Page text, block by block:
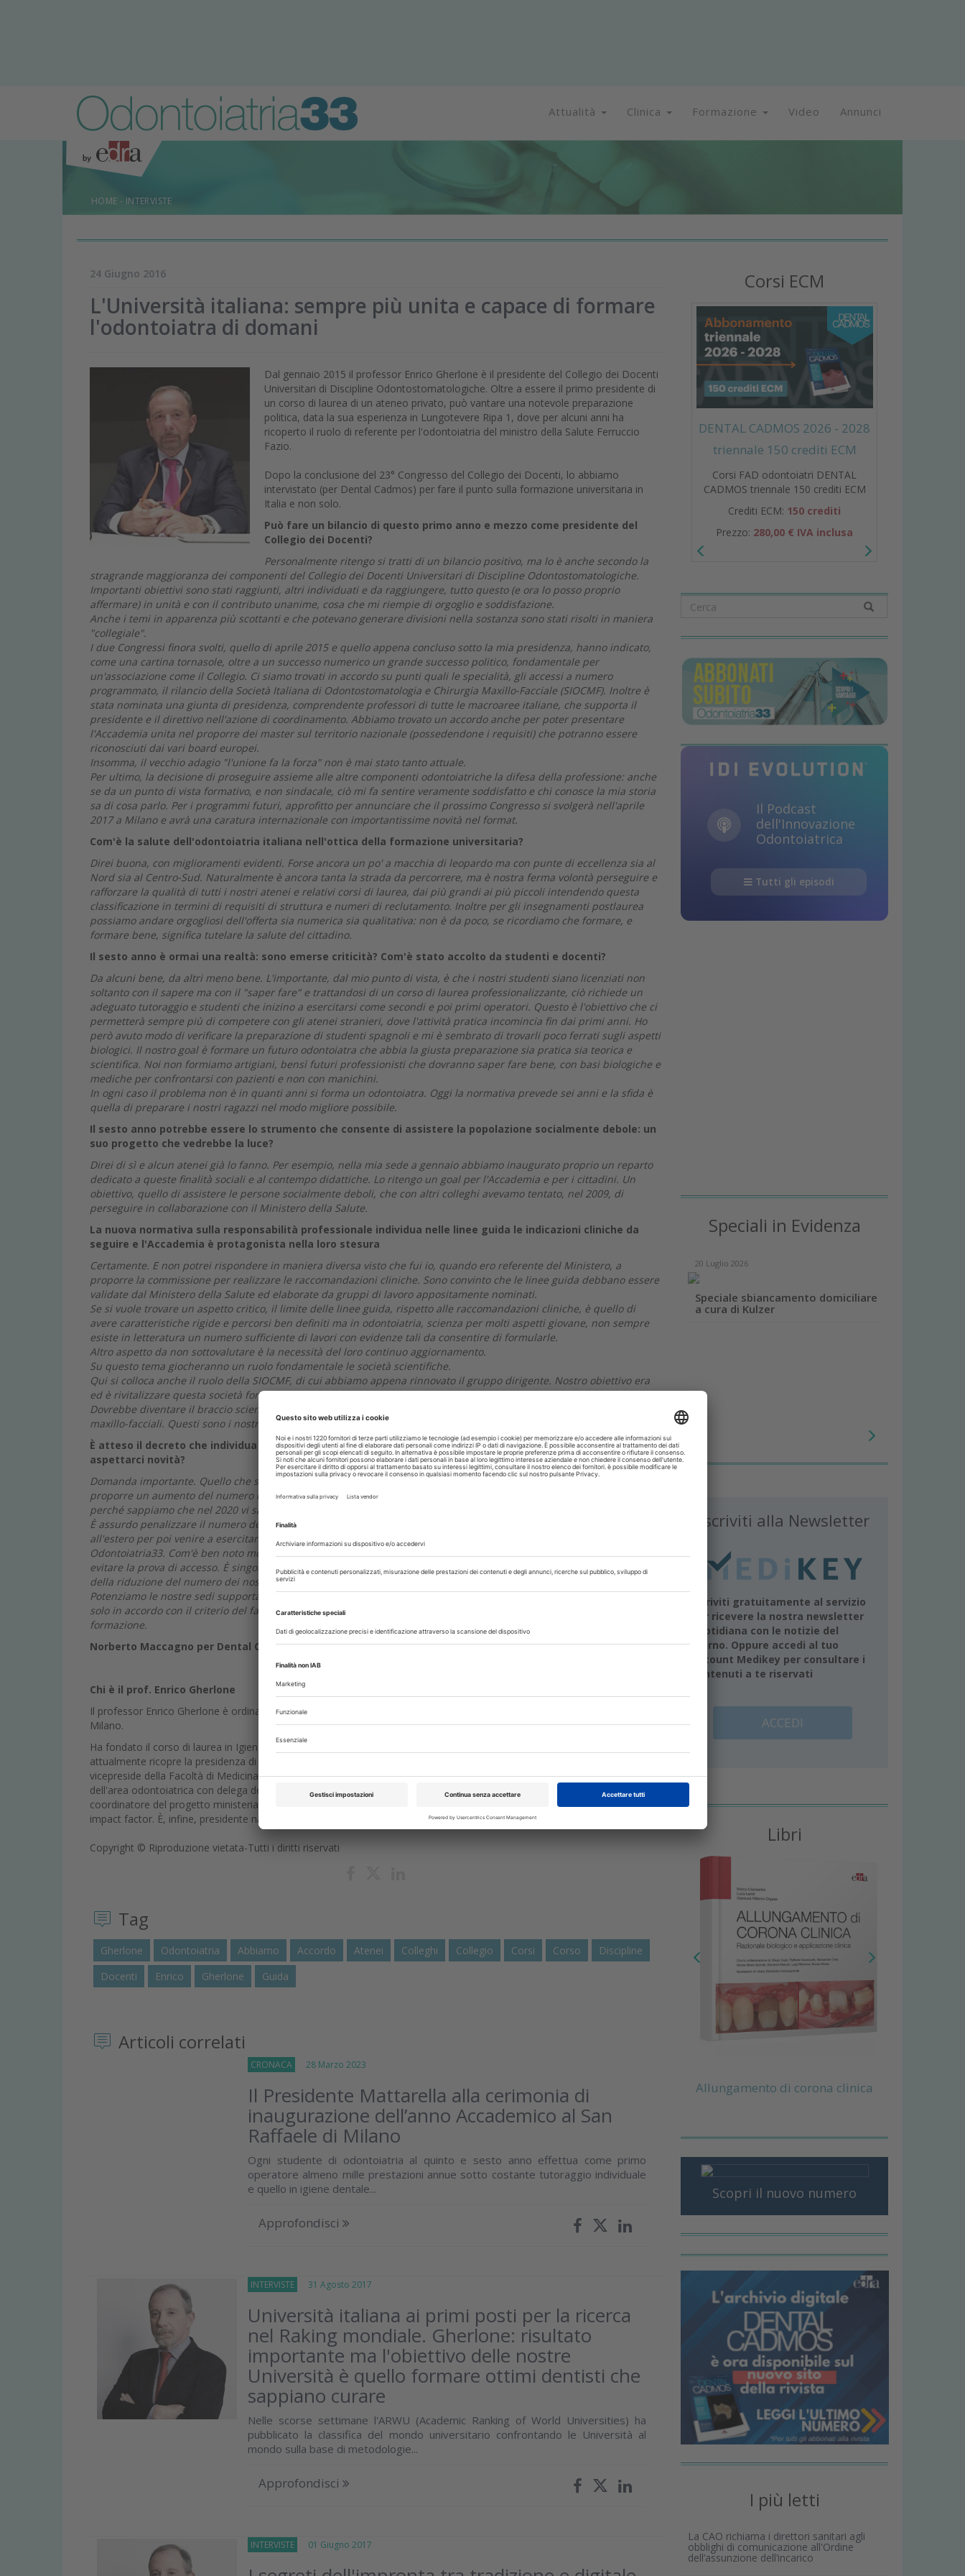
Attualità Clinica Formazione Video Annunci
HOME - INTERVISTE
24 Giugno 2016
L'Università italiana: sempre più unita e capace di formare
l'odontoiatra di domani
Dal gennaio 2015 il professor Enrico Gherlone è il presidente del Collegio dei Docenti
Universitari di Discipline Odontostomatologiche. Oltre a essere il primo presidente di
un corso di laurea di un ateneo privato, può vantare una notevole preparazione
politica, data la sua esperienza in Lungotevere Ripa 1, dove per alcuni anni ha
ricoperto il ruolo di referente per l'odontoiatria del ministro della Salute Ferruccio
Fazio.
Dopo la conclusione del 23° Congresso del Collegio dei Docenti, lo abbiamo
intervistato (per Dental Cadmos) per fare il punto sulla formazione universitaria in
Italia e non solo.
Può fare un bilancio di questo primo anno e mezzo come presidente del
Collegio dei Docenti?
Personalmente ritengo si tratti di un bilancio positivo, ma lo è anche secondo la
stragrande maggioranza dei componenti del Collegio dei Docenti Universitari di Discipline Odontostomatologiche.
Importanti obiettivi sono stati raggiunti, altri individuati e da raggiungere, tutto questo (e ora lo posso proprio
affermare) in unità e con il contributo unanime, cosa che mi riempie di orgoglio e soddisfazione.
Anche i temi in apparenza più scottanti e che potevano generare divisioni nella sostanza sono stati risolti in maniera
"collegiale".
I due Congressi finora svolti, quello di aprile 2015 e quello appena concluso sotto la mia presidenza, hanno indicato,
come una cartina tornasole, oltre a un successo numerico un grande successo politico, fondamentale per
un'associazione come il Collegio. Ci siamo trovati in accordo su punti quali le specialità, gli accessi a numero
programmato, il rilancio della Società Italiana di Odontostomatologia e Chirurgia Maxillo-Facciale (SIOCMF). Inoltre è
stata nominata una giunta di presidenza, comprendente professori di tutte le macroaree italiane, che supporta il
presidente e il direttivo nell'azione di coordinamento. Abbiamo trovato un accordo anche per poter presentare
l'Accademia unita nel proporre dei master sul territorio nazionale (possedendone i requisiti) che potranno essere
riconosciuti dai vari board europei.
Insomma, il vecchio adagio "l'unione fa la forza" non è mai stato tanto attuale.
Per ultimo, la decisione di proseguire assieme alle altre componenti odontoiatriche la difesa della professione: anche
se da un punto di vista formativo, e non sindacale, ciò mi fa sentire veramente soddisfatto e chi conosce la mia storia
sa di cosa parlo. Per i programmi futuri, approfitto per annunciare che il prossimo Congresso si svolgerà nell'aprile
2017 a Milano e avrà una caratura internazionale con importantissime novità nel format.
Com'è la salute dell'odontoiatria italiana nell'ottica della formazione universitaria?
Direi buona, con miglioramenti evidenti. Forse ancora un po' a macchia di leopardo ma con punte di eccellenza sia al
Nord sia al Centro-Sud. Naturalmente è ancora tanta la strada da percorrere, ma è nostra ferma volontà perseguire e
rafforzare la qualità di tutti i nostri atenei e relativi corsi di laurea, dai più grandi ai più piccoli intendendo questa
classificazione in termini di requisiti di struttura e numeri di reclutamento. Inoltre per gli insegnamenti postlaurea
possiamo andare orgogliosi dell'offerta sia numerica sia qualitativa: non è da poco, se ricordiamo che formare, e
formare bene, significa tutelare la salute del cittadino.
Il sesto anno è ormai una realtà: sono emerse criticità? Com'è stato accolto da studenti e docenti?
Da alcuni bene, da altri meno bene. L'importante, dal mio punto di vista, è che i nostri studenti siano licenziati non
soltanto con il sapere ma con il "saper fare" e trattandosi di un corso di laurea professionalizzante, ciò richiede un
adeguato tutoraggio e studenti che inizino a esercitarsi come secondi e poi primi operatori. Questo è l'obiettivo che ci
permetterà sempre più di competere con gli atenei stranieri, dove l'attività pratica incomincia fin dai primi anni. Ho
però avuto modo di verificare la preparazione di studenti spagnoli e mi è sembrato di trovarli poco ferrati sugli aspetti
biologici. Il nostro goal è formare un futuro odontoiatra che abbia la giusta preparazione sia pratica sia teorica e
scientifica. Noi non formiamo artigiani, bensì futuri professionisti che dovranno saper fare bene, con basi biologiche e
mediche per confrontarsi con pazienti e non con manichini.
In ogni caso il problema non è in quanti anni si forma un odontoiatra. Oggi la normativa prevede sei anni e la sfida è
quella di preparare i nostri ragazzi nel modo migliore possibile.
Il sesto anno potrebbe essere lo strumento che consente di assistere la popolazione socialmente debole: un
suo progetto che vedrebbe la luce?
Direi di sì e alcun atenei già lo fanno. Per esempio, nella mia sede a gennaio abbiamo inaugurato proprio un reparto
dedicato a queste finalità sociali e al contempo didattiche. Lo ritengo un goal per l'Accademia e per i cittadini. Un
obiettivo, quello di assistere le persone socialmente deboli, che con altri colleghi avevamo tentato, nel 2009, di
perseguire in collaborazione con il Ministero della Salute.
La nuova normativa sulla responsabilità professionale individua nelle linee guida le indicazioni cliniche da
seguire e l'Accademia è protagonista nella loro stesura
Certamente. E non potrei rispondere in maniera diversa visto che fui io, quando ero referente del Ministero, a
proporre la commissione per realizzare le raccomandazioni cliniche. Sono convinto che le linee guida debbano essere
validate dal Ministero della Salute ed elaborate da gruppi di lavoro appositamente nominati.
Se si vuole trovare un aspetto critico, il limite delle linee guida, rispetto alle raccomandazioni cliniche, è quello di
avere caratteristiche rigide e percorsi ben definiti ma in odontoiatria, scienza per molti aspetti giovane, non sempre
esiste in letteratura un numero sufficiente di lavori con evidenze tali da consentire di formularle.
Altro aspetto da non sottovalutare è la necessità del loro continuo aggiornamento.
Su questo tema giocheranno un ruolo fondamentale le società scientifiche.
Qui si colloca anche il ruolo della SIOCMF, di cui abbiamo appena rinnovato il gruppo dirigente. Nostro obiettivo era
ed è rivitalizzare questa società fondata nei primi anni Cinquanta dalla quale, non dimentichiamolo, è nato il Collegio.
Dovrebbe diventare il braccio scientifico del Collegio dei Docenti e casa comune anche per tutti i chirurghi orali e
maxillo-facciali. Questi sono i nostri progetti al riguardo.
È atteso il decreto che individua le modalità dei test di ammissione e il numero di posti disponibili. Dobbiamo
aspettarci novità?
Domanda importante. Quello che si è deciso, anche dopo esserci adoperati per conoscere i fabbisogni regionali, è di
proporre un aumento del numero dei posti rispetto allo scorso anno. Vogliamo ritornare ai livelli di due anni fa, anche
perché sappiamo che nel 2020 vi sarà necessità, come per i medici, di odontoiatri a causa del ricambio generazionale.
È assurdo penalizzare il numero degli accessi ai nostri corsi di laurea quando vi sono studenti italiani che si formano
all'estero per poi venire a esercitare in Italia. Oltre 400 i titoli riconosciuti nel 2015 secondo l'inchiesta realizzata da
Odontoiatria33. Com'è ben noto molti di questi neolaureati sono figli di colleghi che scelgono Spagna o Romania per
evitare la prova di accesso. È singolare che alcuni (per fortuna pochi) siano figli di quei colleghi che tuonano a favore
della riduzione del numero dei nostri accessi.
Potenziamo le nostre sedi supportando anche le minori, vediamo di far sì che i posti disponibili siano determinati non
solo in accordo con il criterio del fabbisogno regionale ma anche secondo altri parametri, indispensabili per una valida
formazione.
Norberto Maccagno per Dental Cadmos
Chi è il prof. Enrico Gherlone
Il professor Enrico Gherlone è ordinario di Malattie Odontostomatologiche presso l'ateneo Vita -Salute San Raffaele di
Milano.
Ha fondato il corso di laurea in Igiene Dentale e in seguito quello di Odontoiatria e Protesi Dentaria presso il San Raffaele;
attualmente ricopre la presidenza di ambedue i corsi di laurea e le cariche di direttore del Dipartimento di Odontoiatria e di
vicepreside della Facoltà di Medicina e Chirurgia. Nel 2009 è stato chiamato dal ministro Ferruccio Fazio come referente
dell'area odontoiatrica con delega del governo e membro effettivo del Consiglio Superiore di Sanità. Ideatore e
coordinatore del progetto ministeriale delle "raccomandazioni cliniche", ha al suo attivo più di cento pubblicazioni con
impact factor. È, infine, presidente nazionale del Collegio dei Docenti Universitari di Discipline Odontostomatologiche.
Copyright © Riproduzione vietata-Tutti i diritti riservati
Tag
Gherlone Odontoiatria Abbiamo Accordo Atenei Colleghi Collegio Corsi Corso
Discipline
Docenti
Enrico Gherlone Guida
Articoli correlati
CRONACA 28 Marzo 2023
Il Presidente Mattarella alla cerimonia di
inaugurazione dell’anno Accademico al San
Raffaele di Milano
Ogni studente di odontoiatria al quinto e sesto anno effettua come primo
operatore almeno mille prestazioni annue sotto costante tutoraggio individuale
e quello in igiene dentale...
Approfondisci
INTERVISTE 31 Agosto 2017
Università italiana ai primi posti per la ricerca
nel Raking mondiale. Gherlone: risultato
importante ma l'obiettivo delle nostre
Università è quello formare ottimi dentisti che
sappiano curare
Nelle scorse settimane l'ARWU (Academic Ranking of World Universities) ha
pubblicato la classifica del mondo universitario confrontando le Università al
mondo sulla base di metodologie...
Approfondisci
INTERVISTE 01 Giugno 2017
Corsi ECM
DENTAL CADMOS 2026 - 2028
triennale 150 crediti ECM
Corsi FAD odontoiatri DENTAL
CADMOS triennale 150 crediti ECM
Crediti ECM: 150 crediti
Prezzo: 280,00 € IVA inclusa
Il Podcast
dell'Innovazione
Odontoiatrica
Tutti gli episodi
Speciali in Evidenza
20 Luglio 2026
Speciale sbiancamento domiciliare
a cura di Kulzer
Iscriviti alla Newsletter
Iscriviti gratuitamente al servizio
per ricevere la nostra newsletter
quotidiana con le notizie del
giorno. Oppure accedi al tuo
account Medikey per consultare i
contenuti a te riservati
ACCEDI
Libri
Allungamento di corona clinica
Scopri il nuovo numero
I più letti
La CAO richiama i direttori sanitari agli
obblighi di comunicazione all'Ordine
dell’assunzione dell’incarico